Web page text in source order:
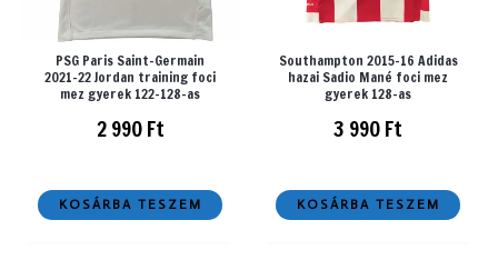
PSG Paris Saint-Germain
2021-22 Jordan training foci
mez gyerek 122-128-as
2 990Ft
KOSÁRBA TESZEM
Southampton 2015-16 Adidas
hazai Sadio Mané foci mez
gyerek 128-as
3 990Ft
KOSÁRBA TESZEM